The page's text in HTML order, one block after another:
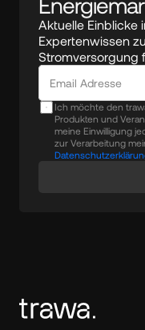
Aktuelle Einblicke
Expertenwissen
Stromversorgung
Ich möchte den
Produkten und
meine Einwilligung
zur Verarbeitung